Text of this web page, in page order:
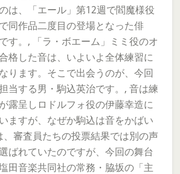
は、「エール」第12週で閻魔様役
同作品二度目の登場となった俳
す。, 「ラ・ボエーム」ミミ役のオ
格した音は、いよいよ全体練習に
ります。そこで出会うのが、今回
当する男・駒込英治です。, 音は練
露呈しロドルフォ役の伊藤幸造に
ますが、なぜか駒込は音をかばい
、審査員たちの投票結果では別の声
ばれていたのですが、今回の舞台
田音楽共同社の常務・脇坂の「主